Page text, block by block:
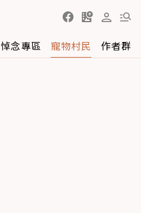
悼念專區 寵物村民 作者群